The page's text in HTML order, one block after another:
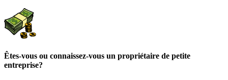
Êtes-vous ou connaissez-vous un propriétaire de petite
entreprise?